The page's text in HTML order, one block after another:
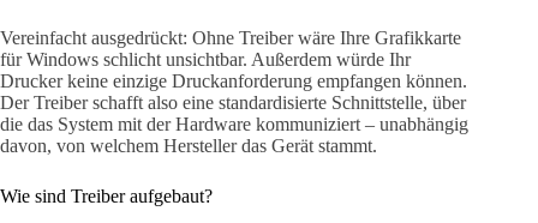
Vereinfacht ausgedrückt: Ohne Treiber wäre Ihre Grafikkarte
für Windows schlicht unsichtbar. Außerdem würde Ihr
Drucker keine einzige Druckanforderung empfangen können.
Der Treiber schafft also eine standardisierte Schnittstelle, über
die das System mit der Hardware kommuniziert – unabhängig
davon, von welchem Hersteller das Gerät stammt.
Wie sind Treiber aufgebaut?